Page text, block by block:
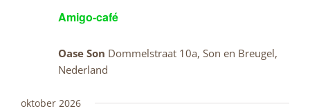
Amigo-café
Oase Son Dommelstraat 10a, Son en Breugel,
Nederland
oktober 2026